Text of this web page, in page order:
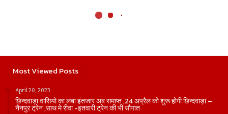
Most Viewed Posts
April 20, 2023
छिन्दवाड़ा वासियो का लंबा इंतजार अब समाप्त ,24 अप्रैल को शुरू होगी छिन्दवाड़ा –
नैनपुर ट्रेन ,साथ मे रीवा -इतवारी ट्रेन की भी सौगात